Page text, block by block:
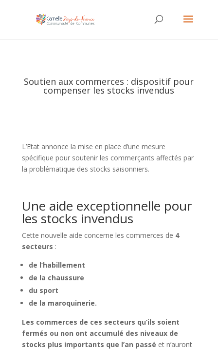
Soutien aux commerces : dispositif pour
compenser les stocks invendus
L’Etat annonce la mise en place d’une mesure
spécifique pour soutenir les commerçants affectés par
la problématique des stocks saisonniers.
Une aide exceptionnelle pour
les stocks invendus
Cette nouvelle aide concerne les commerces de 4
secteurs :
de l’habillement
de la chaussure
du sport
de la maroquinerie.
Les commerces de ces secteurs qu’ils soient
fermés ou non ont accumulé des niveaux de
stocks plus importants que l’an passé et n’auront